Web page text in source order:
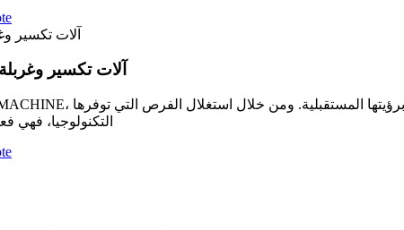
آلات تكسير
التكنولوجيا، فهي